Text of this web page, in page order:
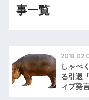
事一覧
しゃべ
る引退
ィブ発